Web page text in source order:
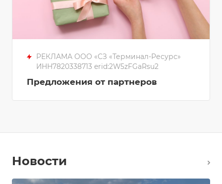
РЕКЛАМА ООО «СЗ «Терминал-Ресурс»
ИНН7820338713 erid:2W5zFGaRsu2
Предложения от партнеров
Новости